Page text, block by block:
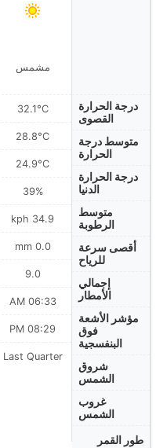
درجة الحرارة
القصوى
متوسط درجة
الحرارة
درجة الحرارة
الدنيا
متوسط
الرطوبة
أقصى سرعة
للرياح
إجمالي
الأمطار
مؤشر الأشعة
فوق
البنفسجية
شروق
الشمس
غروب
الشمس
طور القمر
مشمس
32.1°C
28.8°C
24.9°C
39%
34.9 kph
0.0 mm
9.0
06:33 AM
08:29 PM
Last Quarter